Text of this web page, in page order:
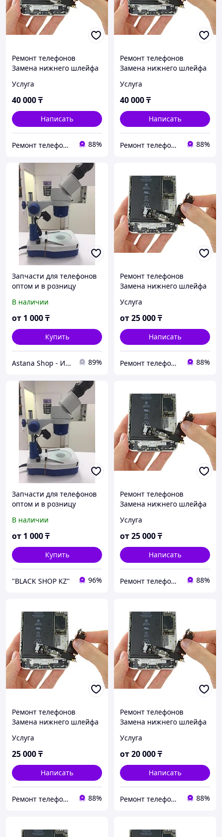
Ремонт телефонов
Замена нижнего шлейфа
Pro Замена шлейфа
зарядки
Услуга
40 000₸
Написать
Ремонт телефонов, ноутбуков, в Алматы Запчасти - TelePORT 88%
Ремонт телефонов
Замена нижнего шлейфа
шлейфа зарядки
Оригинал
Услуга
40 000₸
Написать
Ремонт телефонов, ноутбуков, в Алматы Запчасти - TelePORT 88%
Запчасти для телефонов
оптом и в розницу
В наличии
от 1 000₸
Купить
Astana Shop - Интернет Магазин 89%
Ремонт телефонов
Замена нижнего шлейфа
шлейфа зарядки
Оригинал
Услуга
от25 000₸
Написать
Ремонт телефонов, ноутбуков, в Алматы Запчасти - TelePORT 88%
Запчасти для телефонов
оптом и в розницу
В наличии
от 1 000₸
Купить
"BLACK SHOP KZ" 96%
Ремонт телефонов
Замена нижнего шлейфа
шлейфа зарядки
Оригинал
Услуга
от25 000₸
Написать
Ремонт телефонов, ноутбуков, в Алматы Запчасти - TelePORT 88%
Ремонт телефонов
Замена нижнего шлейфа
шлейфа зарядки
Оригинал
Услуга
25 000₸
Написать
Ремонт телефонов, ноутбуков, в Алматы Запчасти - TelePORT 88%
Ремонт телефонов
Замена нижнего шлейфа
шлейфа зарядки
Оригинал
Услуга
от20 000₸
Написать
Ремонт телефонов, ноутбуков, в Алматы Запчасти - TelePORT 88%